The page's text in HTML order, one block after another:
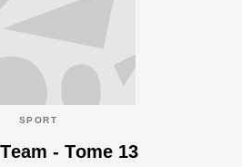
SPORT
- Tome 13